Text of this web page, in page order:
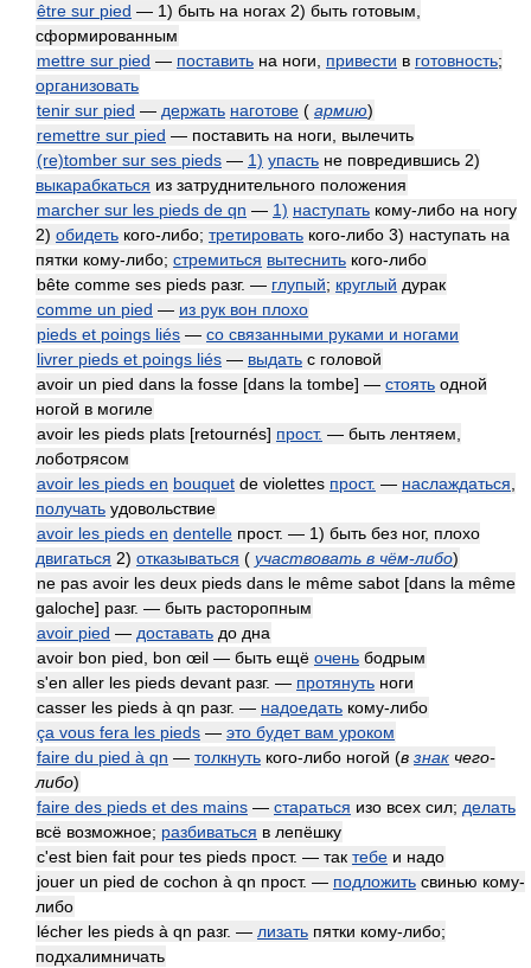
être sur pied — 1) быть на ногах 2) быть готовым,
сформированным
mettre sur pied — поставить на ноги, привести в готовность;
организовать
tenir sur pied — держать наготове ( армию)
remettre sur pied — поставить на ноги, вылечить
(re)tomber sur ses pieds — 1) упасть не повредившись 2)
выкарабкаться из затруднительного положения
marcher sur les pieds de qn — 1) наступать кому-либо на ногу
2) обидеть кого-либо; третировать кого-либо 3) наступать на
пятки кому-либо; стремиться вытеснить кого-либо
bête comme ses pieds разг. — глупый; круглый дурак
comme un pied — из рук вон плохо
pieds et poings liés — со связанными руками и ногами
livrer pieds et poings liés — выдать с головой
avoir un pied dans la fosse [dans la tombe] — стоять одной
ногой в могиле
avoir les pieds plats [retournés] прост. — быть лентяем,
лоботрясом
avoir les pieds en bouquet de violettes прост. — наслаждаться
получать удовольствие
avoir les pieds en dentelle прост. — 1) быть без ног, плохо
двигаться 2) отказываться ( участвовать в чём-либо)
ne pas avoir les deux pieds dans le même sabot [dans la même
galoche] разг. — быть расторопным
avoir pied — доставать до дна
avoir bon pied, bon œil — быть ещё очень бодрым
s'en aller les pieds devant разг. — протянуть ноги
casser les pieds à qn разг. — надоедать кому-либо
ça vous fera les pieds — это будет вам уроком
faire du pied à qn — толкнуть кого-либо ногой (в знак чего-
либо)
faire des pieds et des mains — стараться изо всех сил; делать
всё возможное; разбиваться в лепёшку
c'est bien fait pour tes pieds прост. — так тебе и надо
jouer un pied de cochon à qn прост. — подложить свинью кому-
либо
lécher les pieds à qn разг. — лизать пятки кому-либо;
подхалимничать